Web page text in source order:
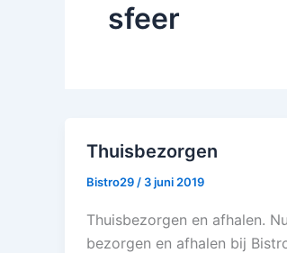
sfeer
Thuisbezorgen
Bistro29 / 3 juni 2019
Thuisbezorgen en afhalen.
bezorgen en afhalen bij